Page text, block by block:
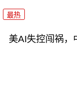
最热
美AI失控闯祸，